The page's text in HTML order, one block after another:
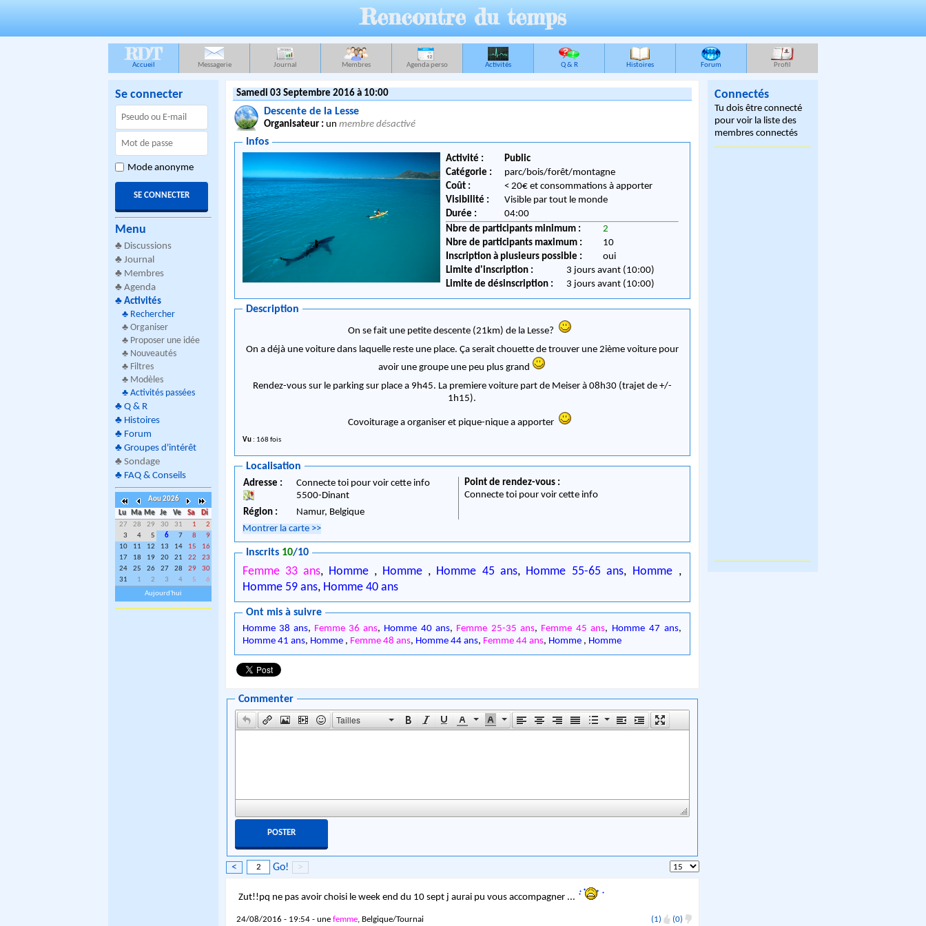
Rencontre du temps
RDT
Accueil Messagerie Journal Membres Agenda perso Activités Q & R Histoires Forum Profil
Se connecter
Mode anonyme
Menu
♣ Discussions
♣ Journal
♣ Membres
♣ Agenda
♣ Activités
♣ Rechercher
♣ Organiser
♣ Proposer une idée
♣ Nouveautés
♣ Filtres
♣ Modèles
♣ Activités passées
♣ Q & R
♣ Histoires
♣ Forum
♣ Groupes d'intérêt
♣ Sondage
♣ FAQ & Conseils
Aou 2026
Lu
Ma Me Je Ve Sa
Di
27
28 29 30 31 1
2
3
4 5 6 7 8
9
10
11 12 13 14 15
16
17
18 19 20 21 22
23
24
25 26 27 28 29
30
31
1 2 3 4 5
6
Aujourd'hui
Samedi 03 Septembre 2016 à 10:00
Descente de la Lesse
Organisateur : un membre désactivé
Infos
Activité :
Public
Catégorie :
parc/bois/forêt/montagne
Coût :
< 20€ et consommations à apporter
Visibilité :
Visible par tout le monde
Durée :
04:00
Nbre de participants minimum :
2
Nbre de participants maximum :
10
Inscription à plusieurs possible :
oui
Limite d'inscription :
3 jours avant (10:00)
Limite de désinscription :
3 jours avant (10:00)
Description
On se fait une petite descente (21km) de la Lesse?
On a déjà une voiture dans laquelle reste une place. Ça serait chouette de trouver une 2ième voiture pour
avoir une groupe une peu plus grand
Rendez-vous sur le parking sur place a 9h45. La premiere voiture part de Meiser à 08h30 (trajet de +/-
1h15).
Covoiturage a organiser et pique-nique a apporter
Vu : 168 fois
Localisation
Adresse :
Connecte toi pour voir cette info
5500-Dinant
Région :
Namur, Belgique
Point de rendez-vous :
Connecte toi pour voir cette info
Montrer la carte >>
Inscrits 10/10
Femme 33 ans, Homme , Homme , Homme 45 ans, Homme 55-65 ans, Homme ,
Homme 59 ans, Homme 40 ans
Ont mis à suivre
Homme 38 ans, Femme 36 ans, Homme 40 ans, Femme 25-35 ans, Femme 45 ans, Homme 47 ans,
Homme 41 ans, Homme , Femme 48 ans, Homme 44 ans, Femme 44 ans, Homme , Homme
Commenter
Tailles
< Go! >
Zut!!pq ne pas avoir choisi le week end du 10 sept j aurai pu vous accompagner ...
24/08/2016 - 19:54 - une femme, Belgique/Tournai (1) (0)
Connectés
Tu dois être connecté
pour voir la liste des
membres connectés